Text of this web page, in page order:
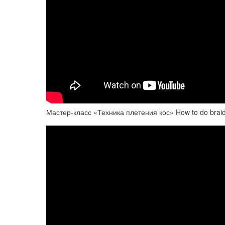
Мастер-класс «Техника плетения кос» How to do